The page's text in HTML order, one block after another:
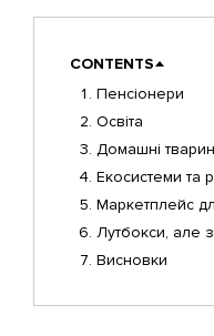
CONTENTS
Пенсіонери
Освіта
Домашні
Екосистеми та
Маркетплейс
Лутбокси, але
Висновки